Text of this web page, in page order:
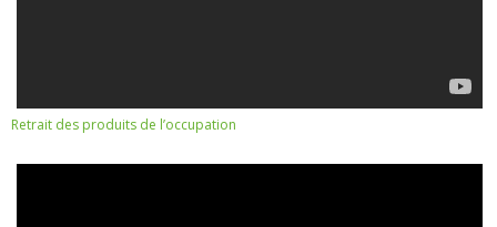
Retrait des produits de l’occupation